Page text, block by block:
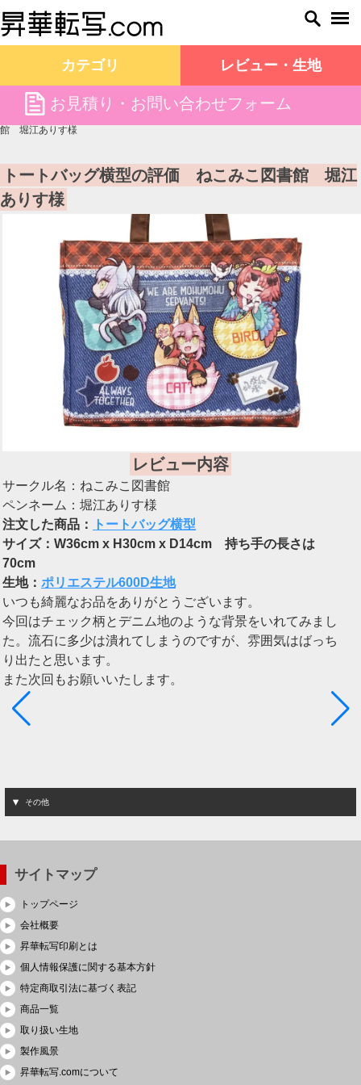
カテゴリ レビュー・生地
file お見積り・お問い合わせフォーム
昇華転写.com TOP お客様の声
トートバッグ横型の評価 ねこみこ図書
館 堀江ありす様
トートバッグ横型の評価 ねこみこ図書館 堀江
ありす様
レビュー内容
サークル名：ねこみこ図書館
ペンネーム：堀江ありす様
注文した商品：
トートバッグ横型
サイズ：W36cm x H30cm x D14cm 持ち手の長さは
70cm
生地： ポリエステル600D生地
いつも綺麗なお品をありがとうございます。
今回はチェック柄とデニム地のような背景をいれてみまし
た。流石に多少は潰れてしまうのですが、雰囲気はばっち
り出たと思います。
また次回もお願いいたします。
その他
サイトマップ
トップページ
会社概要
昇華転写印刷とは
個人情報保護に関する基本方針
特定商取引法に基づく表記
商品一覧
取り扱い生地
製作風景
昇華転写.comについて